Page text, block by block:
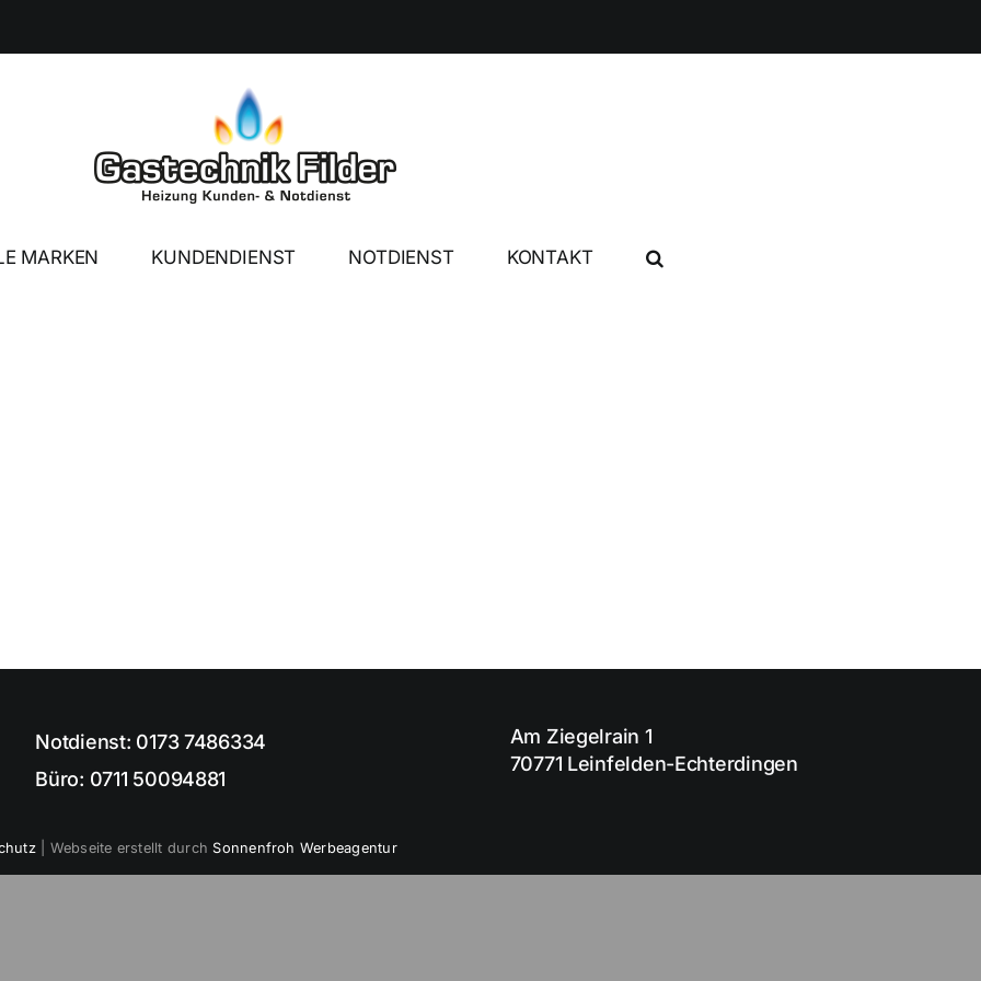
MARKEN KUNDENDIENST NOTDIENST KONTAKT
Notdienst: 0173 7486334
Büro: 0711 50094881
Am Ziegelrain 1
70771 Leinfelden-Echterdingen
| Webseite erstellt durch Sonnenfroh Werbeagentur